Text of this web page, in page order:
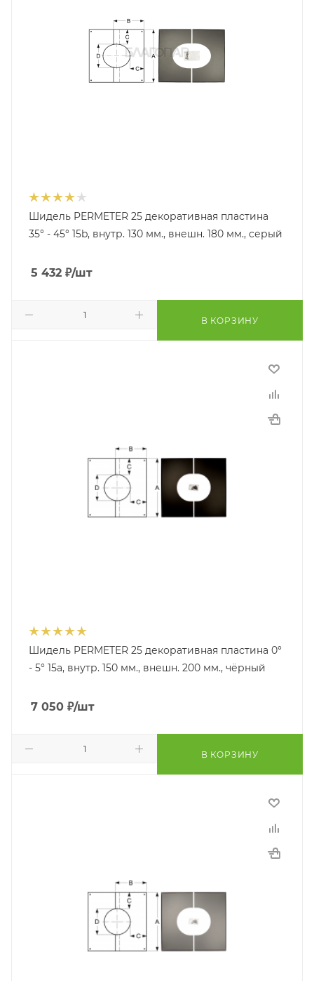
Шидель PERMETER 25 декоративная пластина
35° - 45° 15b, внутр. 130 мм., внешн. 180 мм., серый
5 432 ₽/шт
В КОРЗИНУ
Шидель PERMETER 25 декоративная пластина 0°
- 5° 15a, внутр. 150 мм., внешн. 200 мм., чёрный
7 050 ₽/шт
В КОРЗИНУ